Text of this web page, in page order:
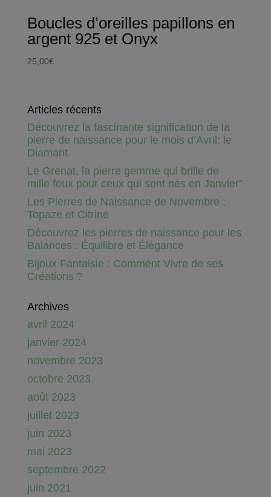
Boucles d’oreilles papillons en
argent 925 et Onyx
25,00€
Articles récents
Découvrez la fascinante signification de la
pierre de naissance pour le mois d’Avril: le
Diamant
Le Grenat, la pierre gemme qui brille de
mille feux pour ceux qui sont nés en Janvier”
Les Pierres de Naissance de Novembre :
Topaze et Citrine
Découvrez les pierres de naissance pour les
Balances : Équilibre et Élégance
Bijoux Fantaisie : Comment Vivre de ses
Créations ?
Archives
avril 2024
janvier 2024
novembre 2023
octobre 2023
août 2023
juillet 2023
juin 2023
mai 2023
septembre 2022
juin 2021